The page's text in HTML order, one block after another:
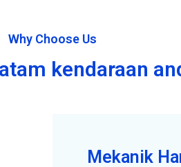
Why Choose Us
kendaraan
Mekanik